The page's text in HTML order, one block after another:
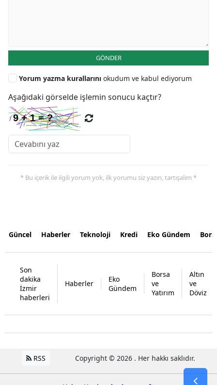
GÖNDER
Yorum yazma kurallarını okudum ve kabul ediyorum
Aşağıdaki görselde işlemin sonucu kaçtır?
* Bu içerik ile ilgili yorum yok, ilk yorumu siz yazın, tartışalım *
Güncel Haberler Teknoloji Kredi Eko Gündem
Son
dakika
İzmir
haberleri
Haberler
Eko
Gündem
Borsa
ve
Yatırım
Altın
ve
Döviz
RSS Copyright © 2026 . Her hakkı saklıdır.